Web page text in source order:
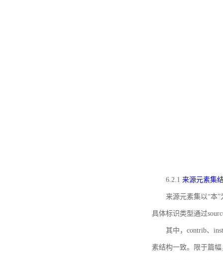
6.2.1 来源元素集
来源元素集以“本
具体标识类型通过
其中，contrib、
素结构一致。限于篇